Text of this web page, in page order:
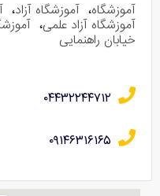
آموزشگاه، آموزشگاه آزاد،
آموزشگاه آزاد علمی،
خیابان راهنمایی
۰۴۴۳۲۲۴۴۷۱۲
۰۹۱۴۶۳۱۶۱۶۵